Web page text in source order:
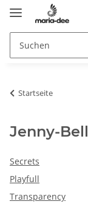
Startseite
Jenny-
Secrets
Playfull
Transparency